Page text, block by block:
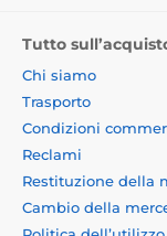
Tutto
Chi siamo
Trasporto
Condizioni
Reclami
Restituzione della
Cambio della